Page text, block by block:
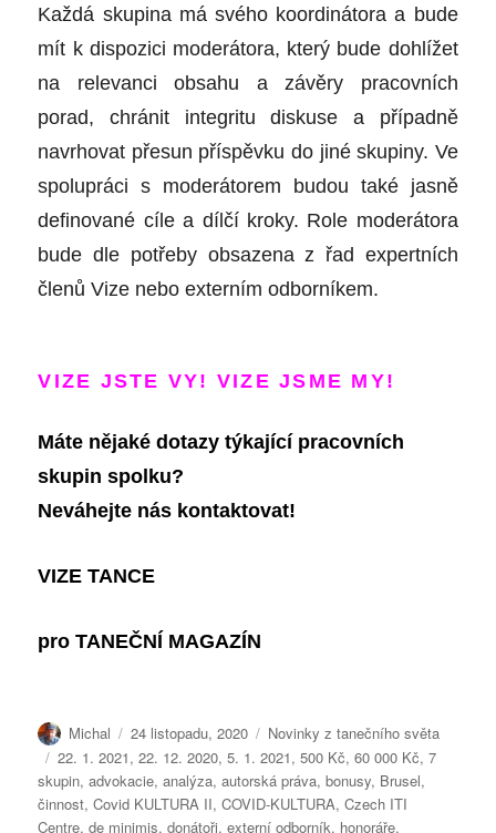
Každá skupina má svého koordinátora a bude
mít k dispozici moderátora, který bude dohlížet
na relevanci obsahu a závěry pracovních
porad, chránit integritu diskuse a případně
navrhovat přesun příspěvku do jiné skupiny. Ve
spolupráci s moderátorem budou také jasně
definované cíle a dílčí kroky. Role moderátora
bude dle potřeby obsazena z řad expertních
členů Vize nebo externím odborníkem.
VIZE JSTE VY! VIZE JSME MY!
Máte nějaké dotazy týkající pracovních
skupin spolku?
Neváhejte nás kontaktovat!
VIZE TANCE
proTANEČNÍ MAGAZÍN
Autor:
Michal Publikováno:
24 listopadu, 2020 Rubriky:
Novinky z tanečního světa
Štítky:
22. 1. 2021,22. 12. 2020,5. 1. 2021,500 Kč,60 000 Kč,7
skupin,advokacie,analýza,autorská práva,bonusy, Brusel,
činnost,Covid KULTURA II,COVID-KULTURA,Czech ITI
Centre,de minimis,donátoři,externí odborník, honoráře,